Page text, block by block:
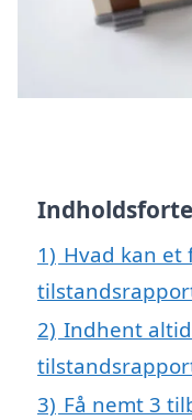
1) Hvad kan et
2) Indhent
3) Få nemt 3